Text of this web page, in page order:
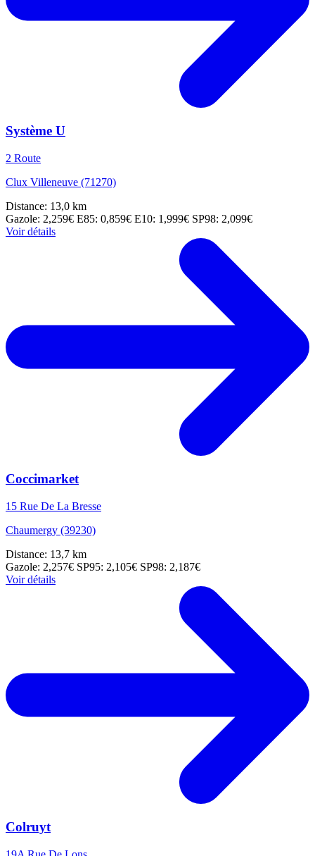
Système U
2 Route
Clux Villeneuve (71270)
Distance: 13,0 km
Gazole: 2,259€ E85: 0,859€ E10: 1,999€ SP98: 2,099€
Voir détails
Coccimarket
15 Rue De La Bresse
Chaumergy (39230)
Distance: 13,7 km
Gazole: 2,257€ SP95: 2,105€ SP98: 2,187€
Voir détails
Colruyt